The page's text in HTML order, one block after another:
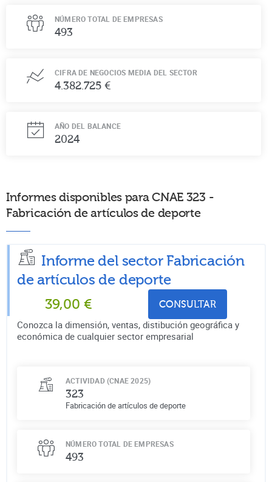
NÚMERO TOTAL DE EMPRESAS
493
CIFRA DE NEGOCIOS MEDIA DEL SECTOR
4.382.725 €
AÑO DEL BALANCE
2024
Informes disponibles para CNAE 323 -
Fabricación de artículos de deporte
Informe del sector Fabricación
de artículos de deporte
39,00 € CONSULTAR
Conozca la dimensión, ventas, distibución geográfica y
económica de cualquier sector empresarial
ACTIVIDAD (CNAE 2025)
323
Fabricación de artículos de deporte
NÚMERO TOTAL DE EMPRESAS
493